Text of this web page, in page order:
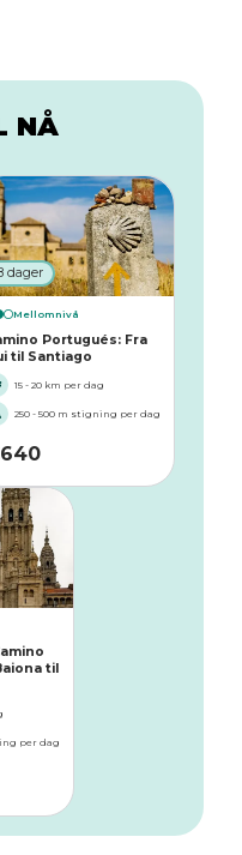
NÅ
dager
Mellomnivå
Portugués: Fra
til Santiago
15 - 20 km per dag
250 - 500 m stigning per dag
640
til
per dag